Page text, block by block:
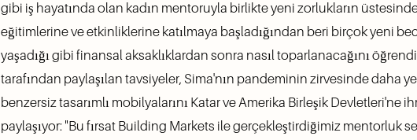
gibi iş hayatında olan kadın mentoruyla birlikte yeni zorlukların
eğitimlerine ve etkinliklerine katılmaya başladığından beri birçok yeni
yaşadığı gibi finansal aksaklıklardan sonra nasıl toparlanacağını
tarafından paylaşılan tavsiyeler, Sima'nın pandeminin zirvesinde daha
benzersiz tasarımlı mobilyalarını Katar ve Amerika Birleşik Devletleri'ne
paylaşıyor: "Bu fırsat Building Markets ile gerçekleştirdiğimiz mentorluk